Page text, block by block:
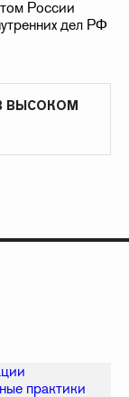
ВЫСОКОМ